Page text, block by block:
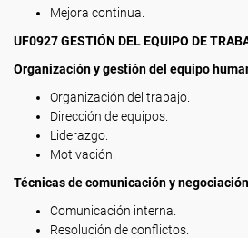
Mejora continua.
UF0927 GESTIÓN DEL EQUIPO DE
Organización y gestión del equipo
Organización del trabajo.
Dirección de equipos.
Liderazgo.
Motivación.
Técnicas de comunicación y
Comunicación interna.
Resolución de conflictos.